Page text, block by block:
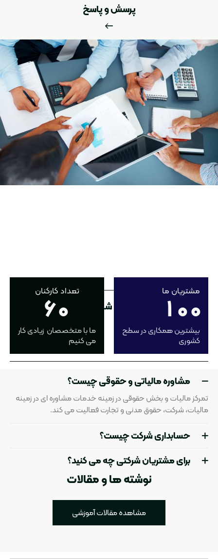
پرسش و پاسخ
کاری که ما می توانیم برای شما و شرکت شما انجام
مشتریان ما
100
بیشترین همکاری در سطح
کشوری
تعداد کارکنان
60
ما با متخصصان زیادی کار
می کنیم
مشاوره مالیاتی و حقوقی چیست؟
تمرکز مالیات و بخش حقوقی در زمینه خدمات مشاوره ای در زمینه
مالیات، شرکت، حقوق مدنی و تجارت فعالیت می کند.
حسابداری شرکت چیست؟
برای مشتریان شرکتی چه می کنید؟
نوشته ها و مقالات
مشاهده مقالات آموزشی